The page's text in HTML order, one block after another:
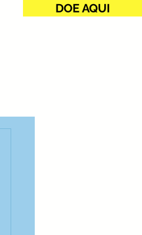
DOE AQUI